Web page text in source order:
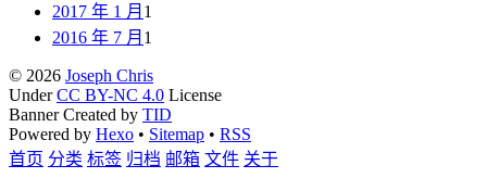
2017 年 1 月 1
2016 年 7 月 1
© 2026 Joseph Chris
UnderCC BY-NC 4.0 License
Banner Created by TID
Powered by Hexo • Sitemap • RSS
首页 分类 标签 归档 邮箱 文件 关于